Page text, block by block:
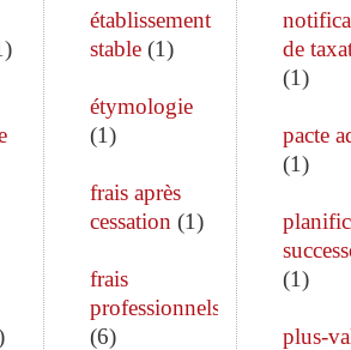
)
établissement
stable(1)
étymologie
(1)
frais après
cessation (1)
frais
professionnels
(6)
de
(1)
pacte
(1)
(1)
plus-